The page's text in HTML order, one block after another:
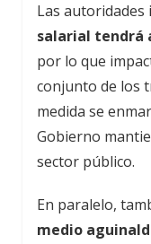
Las autoridades
salarial tendrá
por lo que
conjunto de los
medida se
Gobierno
sector público.
En paralelo,
medio